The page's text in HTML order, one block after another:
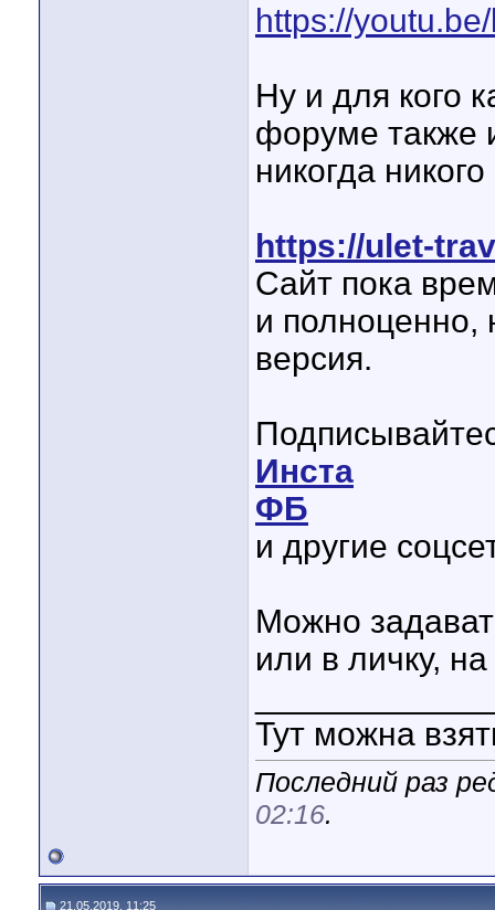
https://
Ну и для кого
форуме также
никогда
https://ulet-
Сайт пока
и полноценно,
версия.
Инста
ФБ
и другие
Можно
или в личку, на
Тут можна
Последний раз
02:16.
21.05.2019, 11:25